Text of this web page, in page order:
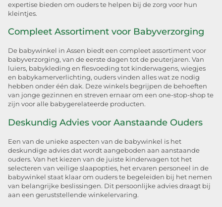
expertise bieden om ouders te helpen bij de zorg voor hun
kleintjes.
Compleet Assortiment voor Babyverzorging
De babywinkel in Assen biedt een compleet assortiment voor
babyverzorging, van de eerste dagen tot de peuterjaren. Van
luiers, babykleding en flesvoeding tot kinderwagens, wiegjes
en babykamerverlichting, ouders vinden alles wat ze nodig
hebben onder één dak. Deze winkels begrijpen de behoeften
van jonge gezinnen en streven ernaar om een one-stop-shop te
zijn voor alle babygerelateerde producten.
Deskundig Advies voor Aanstaande Ouders
Een van de unieke aspecten van de babywinkel is het
deskundige advies dat wordt aangeboden aan aanstaande
ouders. Van het kiezen van de juiste kinderwagen tot het
selecteren van veilige slaapopties, het ervaren personeel in de
babywinkel staat klaar om ouders te begeleiden bij het nemen
van belangrijke beslissingen. Dit persoonlijke advies draagt bij
aan een geruststellende winkelervaring.